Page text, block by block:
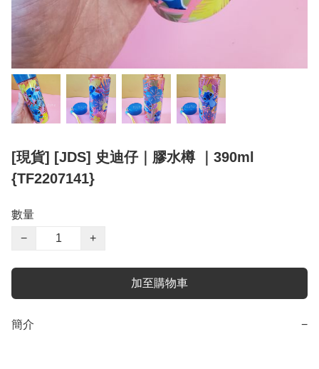
[現貨] [JDS] 史迪仔｜膠水樽 ｜390ml
{TF2207141}
數量
−
+
加至購物車
簡介 −